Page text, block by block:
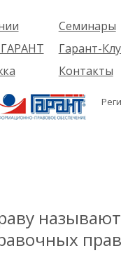
Семинары
Об услуге
семинары
Гарант-
Контакты